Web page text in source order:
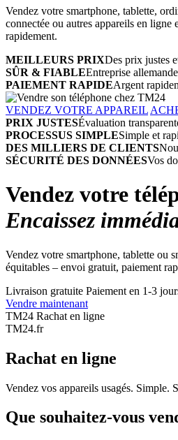
Vendez votre smartphone, tablette,
connectée ou autres appareils en ligne
rapidement.
MEILLEURS PRIXDes prix justes
SÛR & FIABLEEntreprise
PAIEMENT RAPIDEArgent
VENDEZ VOTRE APPAREIL
PRIX JUSTESÉvaluation
PROCESSUS SIMPLESimple et
DES MILLIERS DE CLIENTS
SÉCURITÉ DES DONNÉESVos
Vendez votre
Encaissez
Vendez votre smartphone, tablette ou
équitables – envoi gratuit, paiement
Livraison gratuite Paiement en 1-3
Vendre maintenant
TM24 Rachat en ligne
TM24.fr
Rachat en ligne
Vendez vos appareils usagés. Simple.
Que souhaitez-vous